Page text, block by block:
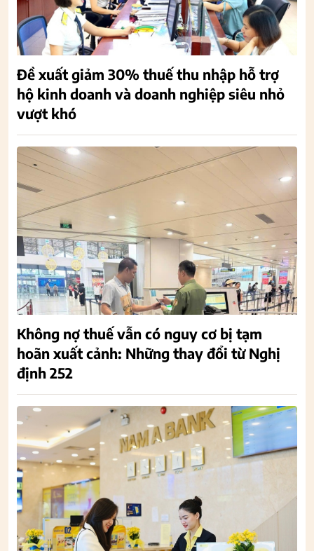
Đề xuất giảm 30% thuế thu nhập hỗ trợ
hộ kinh doanh và doanh nghiệp siêu nhỏ
vượt khó
Không nợ thuế vẫn có nguy cơ bị tạm
hoãn xuất cảnh: Những thay đổi từ Nghị
định 252